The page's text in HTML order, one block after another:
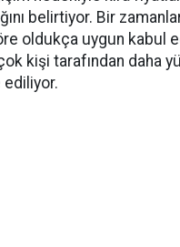
belirtiyor. Bir
oldukça uygun kabul
kişi tarafından daha